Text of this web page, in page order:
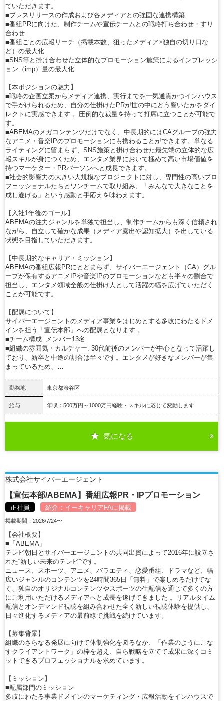
ていただきます。
■プレスリリースの作成および各メディアとの強固な連携構築
■番組PRに向けた、制作チームや宣伝チームとの戦略打ち合わせ・すり
合わせ
■番組ごとの広報リーチ（掲載本数、狙ったメディア×独自の切り口な
ど）の最大化
■SNS等と掛け合わせた立体的なプロモーション施策によるインプレッシ
ョン（imp）量の最大化
【本ポジションの魅力】
■戦略の企画立案からメディア連携、実行までを一気通貫かつインハウス
で手がけられるため、自分の仕掛けたPRが世の中にどう響いたかをダイ
レクトに実感できます 。圧倒的な裁量を持って打席に立つことが可能で
す。
■ABEMAのメガコンテンツだけでなく、中長期的にはCAグループの強力
なアニメ・音楽IPのプロモーションにも携わることができます。単なる
ライティングに留まらず、SNS施策と掛け合わせた最先端の立体的な広
報スキルが身につくため、エンタメ業界において極めて高い市場価値を
持つマーケター・PRパーソンへと成長できます。
■社会的影響力の大きい大規模なプロジェクトに対し、専門性の高いプロ
フェッショナルたちとワンチームで取り組み、「みんなで大きなことを
成し遂げる」という感動と手応えを味わえます。
【入社1年後のゴール】
ABEMAの注力ジャンルを単独で担当し、制作チームからも深く信頼され
ながら、自立して確かな成果（メディア露出や認知拡大）を出している
状態を目指していただきます。
【中長期的なキャリア・ミッション】
ABEMAの番組広報PRにとどまらず、サイバーエージェント（CA）グル
ープが保有するアニメIPや音楽IPのプロモーションなども半々の割合で
担当し、エンタメ領域全般の仕掛け人として活躍の幅を広げていただく
ことが可能です。
【配属について】
サイバーエージェントのメディア事業をはじめとする多岐にわたるドメ
インを担う「宣伝本部」への配属となります 。
■チーム構成: メンバー13名
■組織の雰囲気・カルチャー: 30代前後のメンバーが中心となって活躍し
ており、新卒と中途の割合は半々です。エンタメが好きなメンバーが集
まっているため、…
勤務地 東京都渋谷区
給与 年収：500万円～1000万円経験・スキルに応じて変動します
気になる
株式会社サイバーエージェント
【宣伝本部/ABEMA】番組広報PR・IPプロモーション
正社員 紹介： イーキャリアFAに掲載
掲載期間：2026/7/24〜
【会社概要】
■「ABEMA」
テレビ朝日とサイバーエージェントの共同出資によって2016年に設立さ
れた“新しい未来のテレビ”です。
ニュース、スポーツ、アニメ、バラエティ、恋愛番組、ドラマなど、幅
広いジャンルのコンテンツを24時間365日「無料」で楽しめるだけでな
く、独自のオリジナルコンテンツやスポーツの生配信を通じて多くの方
にご利用いただけるメディアへと成長を遂げてきました 。リアルタイム
配信とオンデマンド視聴を組み合わせた全く新しい視聴体験を提供し、
日々進化するメディアの最前線で挑戦を続けています。
【募集背景】
組織のさらなる発展に向けて体制強化を図るなか、「作業のようにこな
すクライアントワーク」の枠を超え、自ら戦略を立てて成果に深くコミ
ットできるプロフェッショナルを求めています。
【ミッション】
■配属部門のミッション
多岐にわたる事業ドメインのマーケティング・広報活動をインハウスで